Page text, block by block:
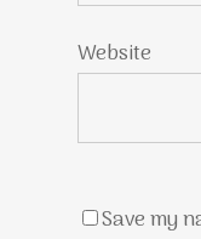
Website
Save my